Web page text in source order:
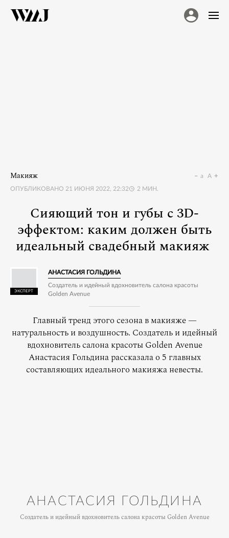
Макияж
ОПУБЛИКОВАНО 21 ИЮНЯ 2022, 22:32 2 МИН.
a A
Сияющий тон и губы с 3D-
эффектом: каким должен быть
идеальный свадебный макияж
АНАСТАСИЯ ГОЛЬДИНА
Создатель и идейный вдохновитель салона красоты
Golden Avenue
Главный тренд этого сезона в макияже —
натуральность и воздушность. Создатель и идейный
вдохновитель салона красоты Golden Avenue
Анастасия Гольдина рассказала о 5 главных
составляющих идеального макияжа невесты.
АНАСТАСИЯ ГОЛЬДИНА
Создатель и идейный вдохновитель салона красоты Golden Avenue